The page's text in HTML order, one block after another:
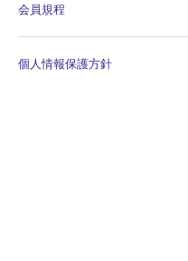
会員規程
個人情報保護方針